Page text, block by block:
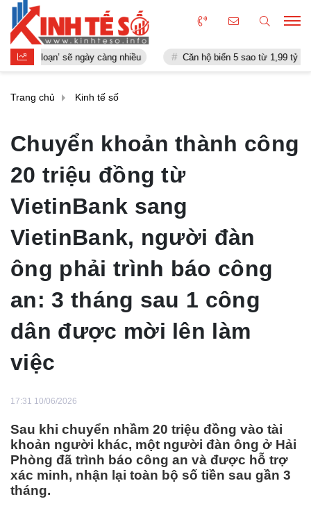
sẽ ngày càng nhiều Căn hộ biển 5 sao từ 1,99 tỷ đồng:
Trang chủ Kinh tế số
Chuyển khoản thành công
20 triệu đồng từ
VietinBank sang
VietinBank, người đàn
ông phải trình báo công
an: 3 tháng sau 1 công
dân được mời lên làm
việc
17:31 10/06/2026
Sau khi chuyển nhầm 20 triệu đồng vào tài
khoản người khác, một người đàn ông ở Hải
Phòng đã trình báo công an và được hỗ trợ
xác minh, nhận lại toàn bộ số tiền sau gần 3
tháng.